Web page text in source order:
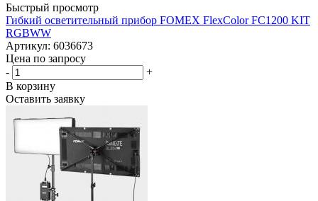
Быстрый просмотр
Гибкий осветительный прибор FOMEX FlexColor FC1200 KIT
RGBWW
Артикул: 6036673
Цена по запросу
-
+
В корзину
Оставить заявку